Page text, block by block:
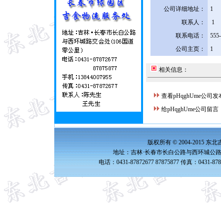
公司详细地址：
1
联系人：
1
联系电话：
公司主页：
1
相关信息：
查看pHqghUme公司发
给pHqghUme公司留言
版权所有 © 2004-2015 东北
地址：吉林·长春市长白公路与西环城公
电话：0431-87872677 87875877 传真：0431-